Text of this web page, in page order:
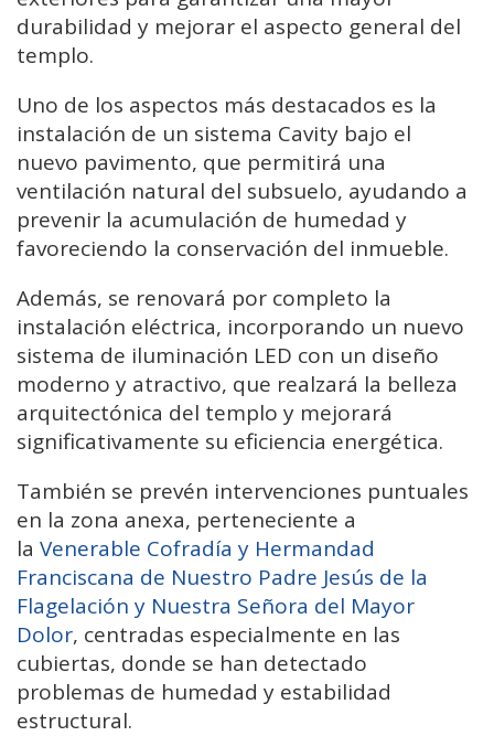
durabilidad y mejorar el aspecto general del
templo.
Uno de los aspectos más destacados es la
instalación de un sistema Cavity bajo el
nuevo pavimento, que permitirá una
ventilación natural del subsuelo, ayudando a
prevenir la acumulación de humedad y
favoreciendo la conservación del inmueble.
Además, se renovará por completo la
instalación eléctrica, incorporando un nuevo
sistema de iluminación LED con un diseño
moderno y atractivo, que realzará la belleza
arquitectónica del templo y mejorará
significativamente su eficiencia energética.
También se prevén intervenciones puntuales
en la zona anexa, perteneciente a
la Venerable Cofradía y Hermandad
Franciscana de Nuestro Padre Jesús de la
Flagelación y Nuestra Señora del Mayor
Dolor, centradas especialmente en las
cubiertas, donde se han detectado
problemas de humedad y estabilidad
estructural.